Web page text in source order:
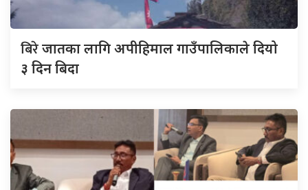
बिरेजातका लागि अपीहिमाल गाउँपालिकाले दियो
३ दिन बिदा